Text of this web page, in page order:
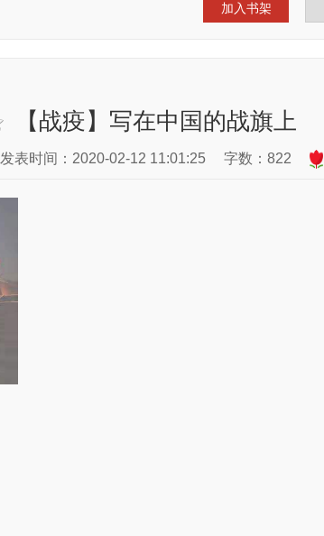
加入书架
【战疫】写在中国的战旗上
发表时间：2020-02-12 11:01:25 字数：822